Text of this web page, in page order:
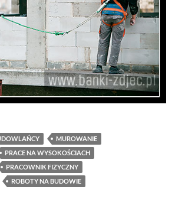
MUROWANIE
PRACE NA WYSOKOŚCIACH
PRACOWNIK FIZYCZNY
ROBOTY NA BUDOWIE